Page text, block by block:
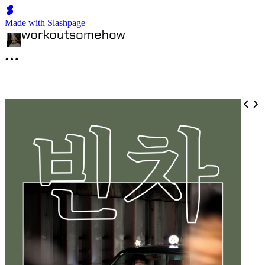
Made with Slashpage